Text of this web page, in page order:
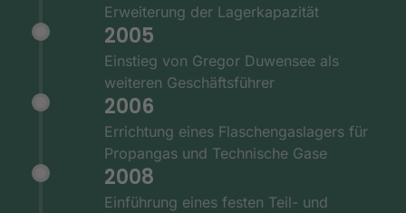
Erweiterung der Lagerkapazität
2005
Einstieg von Gregor Duwensee als
weiteren Geschäftsführer
2006
Errichtung eines Flaschengaslagers für
Propangas und Technische Gase
2008
Einführung eines festen Teil- und